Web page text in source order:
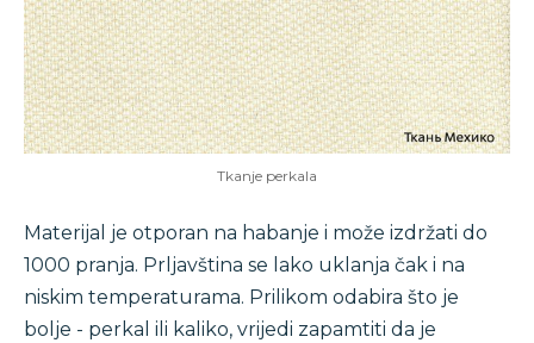
Tkanje perkala
Materijal je otporan na habanje i može izdržati do
1000 pranja. Prljavština se lako uklanja čak i na
niskim temperaturama. Prilikom odabira što je
bolje - perkal ili kaliko, vrijedi zapamtiti da je